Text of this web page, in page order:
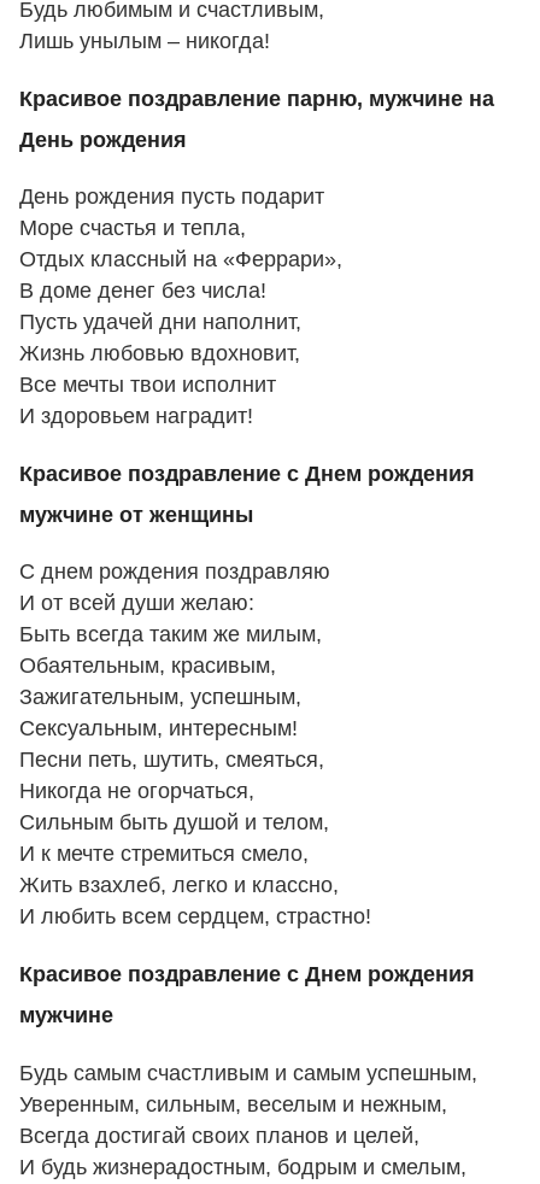
Будь любимым и счастливым,
Лишь унылым – никогда!
Красивое поздравление парню, мужчине на
День рождения
День рождения пусть подарит
Море счастья и тепла,
Отдых классный на «Феррари»,
В доме денег без числа!
Пусть удачей дни наполнит,
Жизнь любовью вдохновит,
Все мечты твои исполнит
И здоровьем наградит!
Красивое поздравление с Днем рождения
мужчине от женщины
С днем рождения поздравляю
И от всей души желаю:
Быть всегда таким же милым,
Обаятельным, красивым,
Зажигательным, успешным,
Сексуальным, интересным!
Песни петь, шутить, смеяться,
Никогда не огорчаться,
Сильным быть душой и телом,
И к мечте стремиться смело,
Жить взахлеб, легко и классно,
И любить всем сердцем, страстно!
Красивое поздравление с Днем рождения
мужчине
Будь самым счастливым и самым успешным,
Уверенным, сильным, веселым и нежным,
Всегда достигай своих планов и целей,
И будь жизнерадостным, бодрым и смелым,